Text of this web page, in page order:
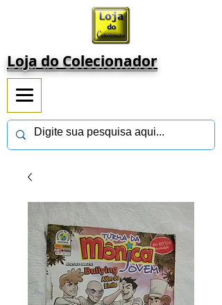
Loja do Colecionador